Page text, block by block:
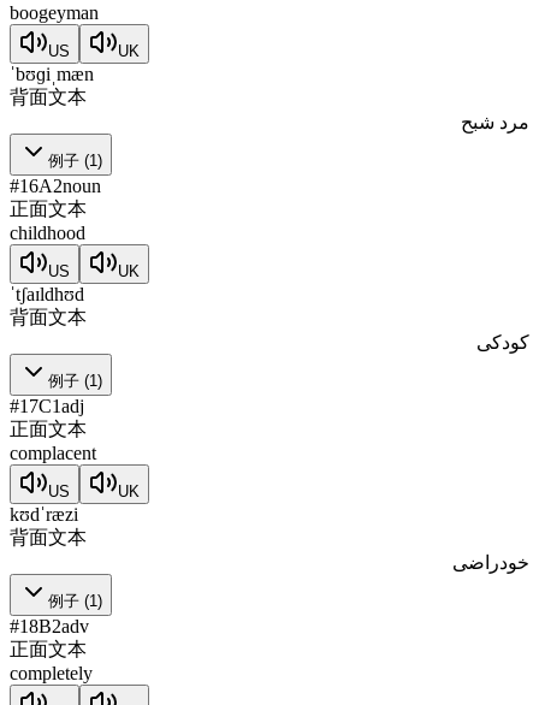
boogeyman
US UK
ˈbʊɡiˌmæn
背面文本
مرد شبح
例子 (1)
#16A2noun
正面文本
childhood
US UK
ˈtʃaɪldhʊd
背面文本
کودکی
例子 (1)
#17C1adj
正面文本
complacent
US UK
kʊdˈræzi
背面文本
خودراضی
例子 (1)
#18B2adv
正面文本
completely